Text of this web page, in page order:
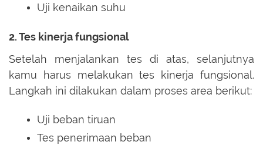
Uji kenaikan suhu
2. Tes kinerja fungsional
Setelah menjalankan tes di atas, selanjutnya
kamu harus melakukan tes kinerja fungsional.
Langkah ini dilakukan dalam proses area berikut:
Uji beban tiruan
Tes penerimaan beban